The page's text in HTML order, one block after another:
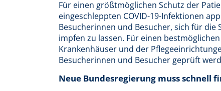
Für einen größtmöglichen Schutz der
eingeschleppten COVID-19-Infektionen
Besucherinnen und Besucher, sich für
impfen zu lassen. Für einen
Krankenhäuser und der
Besucherinnen und Besucher geprüft
Neue Bundesregierung muss schnell